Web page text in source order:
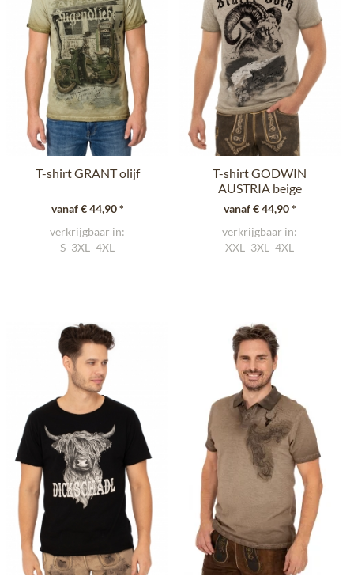
T-shirt GRANT olijf
vanaf € 44,90 *
verkrijgbaar in:
S 3XL 4XL
T-shirt GODWIN
AUSTRIA beige
vanaf € 44,90 *
verkrijgbaar in:
XXL
3XL 4XL